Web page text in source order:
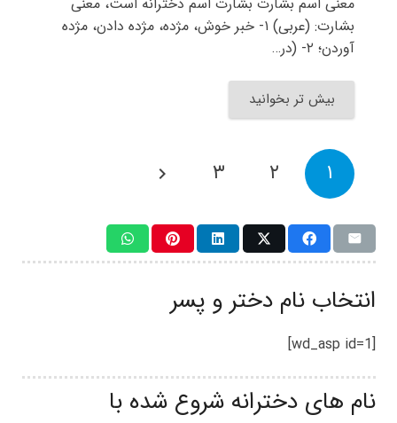
بشارت: (عربی) ۱- خبر خوش، مژده، مژده دادن، مژده
آوردن؛ ۲- (در…
بیش تر بخوانید
۱ ۲ ۳
انتخاب نام دختر و پسر
[wd_asp id=1]
نام های دخترانه شروع شده با